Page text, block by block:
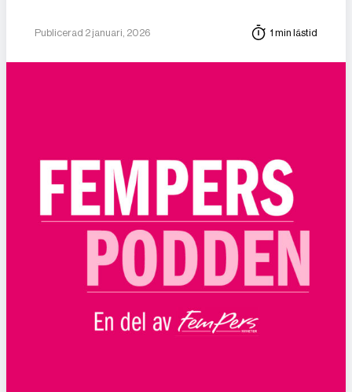
Publicerad 2 januari, 2026 1 min lästid